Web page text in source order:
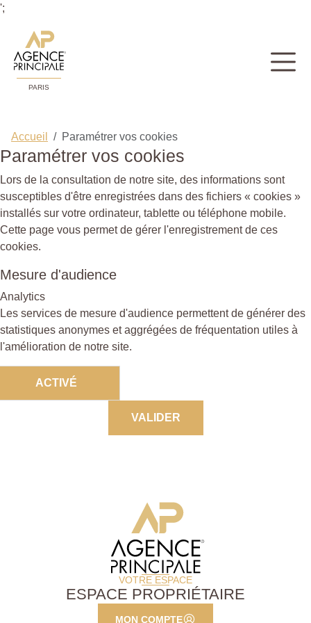
';
PARIS
Accueil Paramétrer vos cookies
Paramétrer vos cookies
Lors de la consultation de notre site, des informations sont
susceptibles d'être enregistrées dans des fichiers « cookies »
installés sur votre ordinateur, tablette ou téléphone mobile.
Cette page vous permet de gérer l'enregistrement de ces
cookies.
Mesure d'audience
Analytics
Les services de mesure d'audience permettent de générer des
statistiques anonymes et aggrégées de fréquentation utiles à
l'amélioration de notre site.
ACTIVÉ
VALIDER
VOTRE ESPACE
ESPACE PROPRIÉTAIRE
MON COMPTE